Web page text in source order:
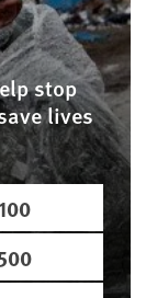
stop
lives